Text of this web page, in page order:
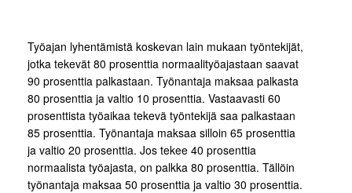
Työajan lyhentämistä koskevan lain mukaan työntekijät,
jotka tekevät 80 prosenttia normaalityöajastaan saavat
90 prosenttia palkastaan. Työnantaja maksaa palkasta
80 prosenttia ja valtio 10 prosenttia. Vastaavasti 60
prosenttista työaikaa tekevä työntekijä saa palkastaan
85 prosenttia. Työnantaja maksaa silloin 65 prosenttia
ja valtio 20 prosenttia. Jos tekee 40 prosenttia
normaalista työajasta, on palkka 80 prosenttia. Tällöin
työnantaja maksaa 50 prosenttia ja valtio 30 prosenttia.